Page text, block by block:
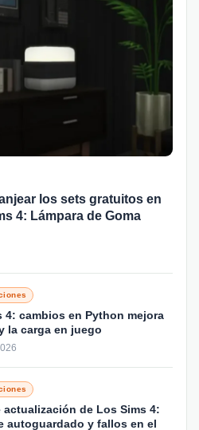
los sets gratuitos en
4: Lámpara de Goma
4: cambios en Python mejora
la carga en juego
actualización de Los Sims 4:
autoguardado y fallos en el